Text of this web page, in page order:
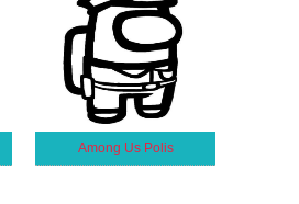
Among Us Polis